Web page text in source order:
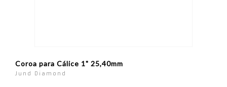
Coroa para Cálice 1" 25,40mm
Jund Diamond